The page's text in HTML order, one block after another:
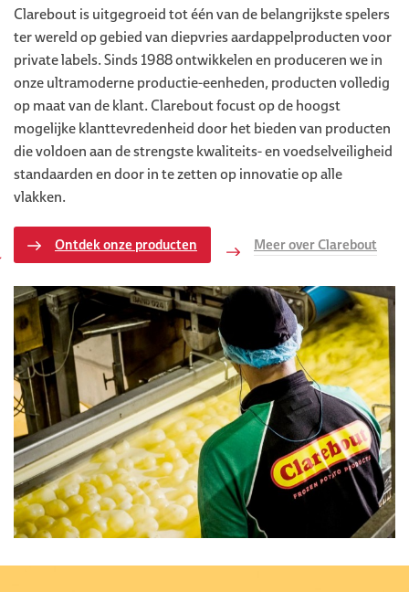
Clarebout is uitgegroeid tot één van de belangrijkste spelers
ter wereld opgebied van diepvries aardappelproducten voor
private labels. Sinds 1988ontwikkelen en produceren we in
onze ultramoderne productie-eenheden,producten volledig
op maat van de klant. Clarebout focust op de hoogst
mogelijke klanttevredenheid door het bieden van producten
die voldoenaan de strengste kwaliteits- en voedselveiligheid
standaarden en door inte zetten op innovatie op alle
vlakken.
Ontdek onze producten Meer over Clarebout